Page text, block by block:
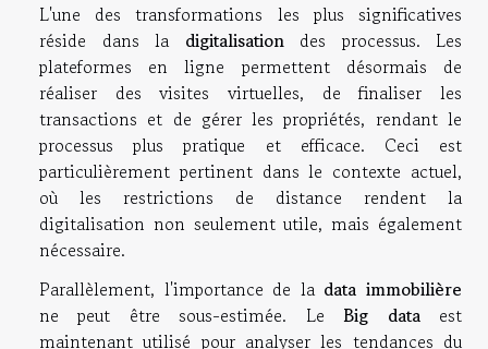
L'une des transformations les plus significatives
réside dans la digitalisationdes processus. Les
plateformes en ligne permettent désormais de
réaliser des visites virtuelles, de finaliser les
transactions et de gérer les propriétés, rendant le
processus plus pratique et efficace. Ceci est
particulièrement pertinent dans le contexte actuel,
où les restrictions de distance rendent la
digitalisation non seulement utile, mais également
nécessaire.
Parallèlement, l'importance de la data immobilière
ne peut être sous-estimée. LeBig dataest
maintenant utilisé pour analyser les tendances du